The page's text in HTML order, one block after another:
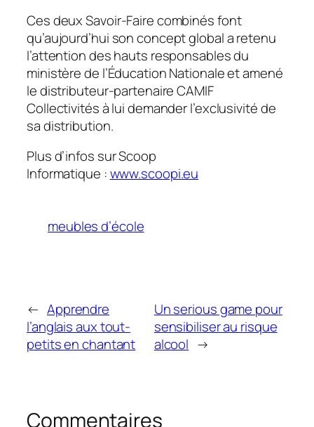
Ces deux Savoir-Faire combinés font
qu’aujourd’hui son concept global a retenu
l’attention des hauts responsables du
ministère de l’Éducation Nationale et amené
le distributeur-partenaire CAMIF
Collectivités à lui demander l’exclusivité de
sa distribution.
Plus d’infos sur Scoop
Informatique :www.scoopi.eu
meubles d’école
← Apprendre
l’anglais aux tout-
petits en chantant
Un serious game pour
sensibiliser au risque
alcool →
Commentaires